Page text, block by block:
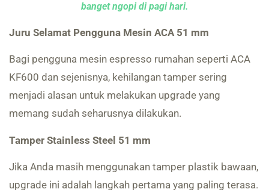
banget ngopi di pagi hari.
Juru Selamat Pengguna Mesin ACA 51 mm
Bagi pengguna mesin espresso rumahan seperti ACA
KF600 dan sejenisnya, kehilangan tamper sering
menjadi alasan untuk melakukan upgrade yang
memang sudah seharusnya dilakukan.
Tamper Stainless Steel 51 mm
Jika Anda masih menggunakan tamper plastik bawaan,
upgrade ini adalah langkah pertama yang paling terasa.